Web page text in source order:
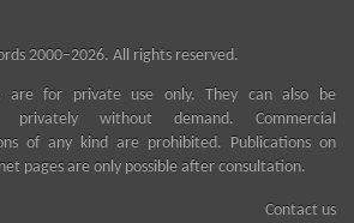
2000–2026. All rights reserved.
are for private use only. They can also be
privately without demand. Commercial
of any kind are prohibited. Publications on
pages are only possible after consultation.
Contact us